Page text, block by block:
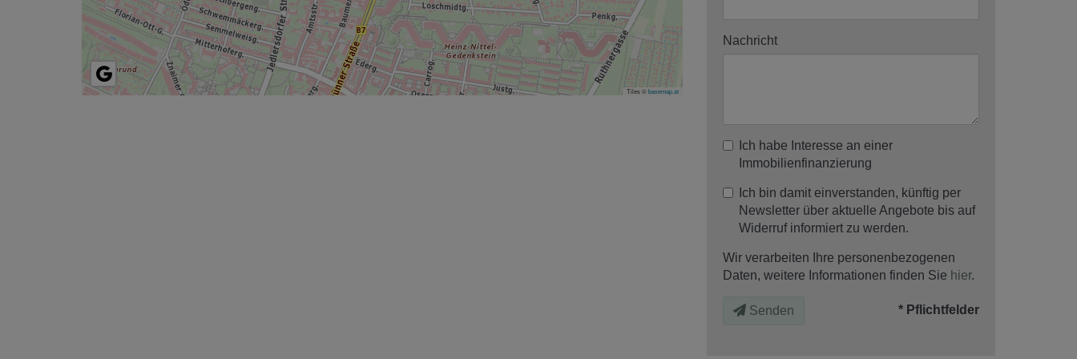
Tiles ©basemap.at
Nachricht
Ich habe Interesse an einer
Immobilienfinanzierung
Ich bin damit einverstanden, künftig per
Newsletter über aktuelle Angebote bis auf
Widerruf informiert zu werden.
Wir verarbeiten Ihre personenbezogenen
Daten, weitere Informationen finden Sie hier.
Senden * Pflichtfelder